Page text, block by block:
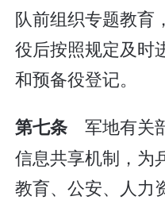
队前组织专题教育
役后按照规定及时
和预备役登记。
第七条军地有关
信息共享机制，为
教育、公安、人力